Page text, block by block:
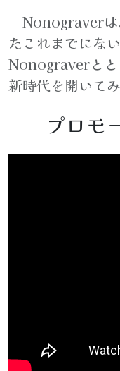
Nonograverは
たこれまでにな
Nonograverとと
新時代を開いて
プロモ